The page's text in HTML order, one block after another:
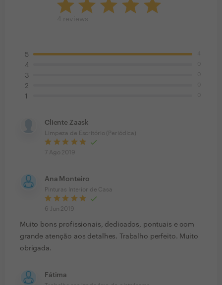
5
4
3
2
1
Cliente Zaask
Limpeza de Escritório (Periódica)
7 Ago 2019
Ana Monteiro
Pinturas Interior de Casa
6 Jun 2019
Muito bons profissionais, dedicados, pontuais e com
grande atenção aos detalhes. Trabalho perfeito. Muito
obrigada.
Fátima